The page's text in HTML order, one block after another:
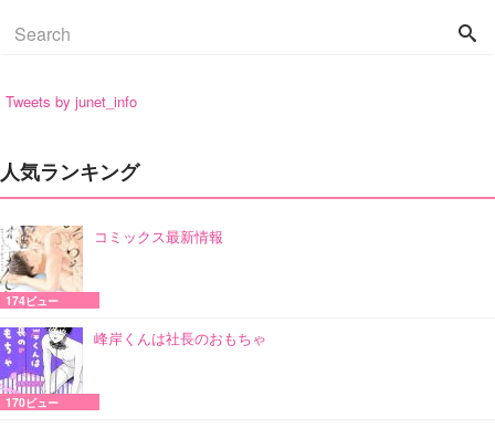
Tweets by junet_info
人気ランキング
コミックス最新情報
174ビュー
峰岸くんは社長のおもちゃ
170ビュー